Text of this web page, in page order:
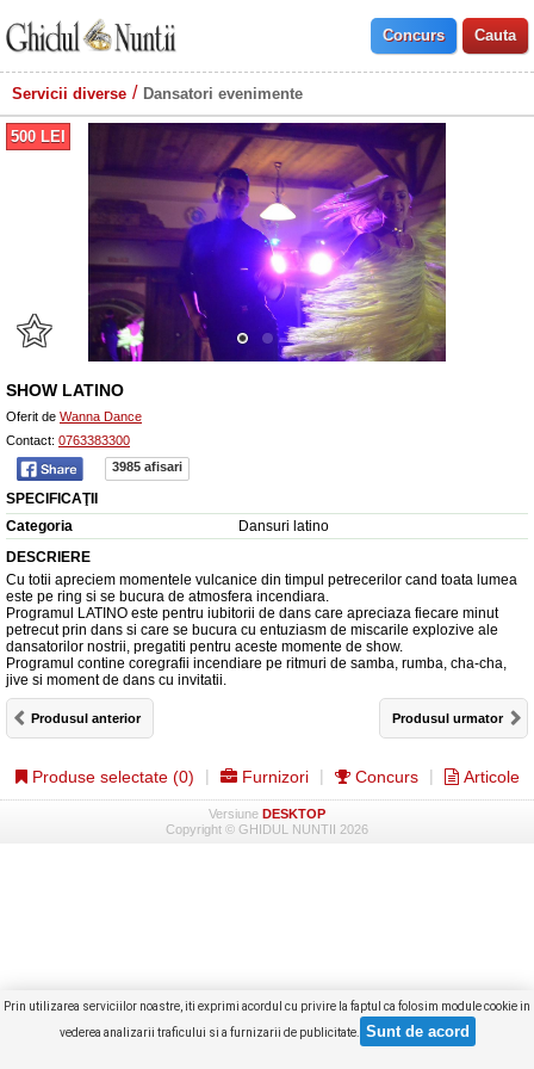
Servicii diverse Dansatori evenimente
500 LEI
SHOW LATINO
Oferit de Wanna Dance
Contact: 0763383300
3985 afisari
SPECIFICAŢII
Categoria
Dansuri latino
DESCRIERE
Cu totii apreciem momentele vulcanice din timpul petrecerilor cand toata lumea
este pe ring si se bucura de atmosfera incendiara.
Programul LATINO este pentru iubitorii de dans care apreciaza fiecare minut
petrecut prin dans si care se bucura cu entuziasm de miscarile explozive ale
dansatorilor nostrii, pregatiti pentru aceste momente de show.
Programul contine coregrafii incendiare pe ritmuri de samba, rumba, cha-cha,
jive si moment de dans cu invitatii.
Produsul anterior Produsul urmator
Prin utilizarea serviciilor noastre, iti exprimi acordul cu privire la faptul ca folosim module cookie in
vederea analizarii traficului si a furnizarii de publicitate.
Produse selectate (0) Furnizori Concurs Articole
Versiune DESKTOP
Copyright © GHIDUL NUNTII 2026